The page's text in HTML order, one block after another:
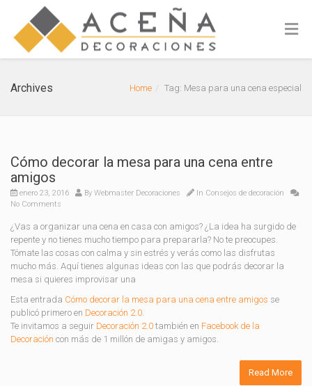
Archives Home Tag: Mesa para una cena especial
Cómo decorar la mesa para una cena entre
amigos
enero 23, 2016 By Webmaster Decoraciones In Consejos de decoración
No Comments
¿Vas a organizar una cena en casa con amigos? ¿La idea ha surgido de
repente y no tienes mucho tiempo para prepararla? No te preocupes.
Tómate las cosas con calma y sin estrés y verás como las disfrutas
mucho más. Aquí tienes algunas ideas con las que podrás decorar la
mesa si quieres improvisar una
Esta entrada Cómo decorar la mesa para una cena entre amigos se
publicó primero en Decoración 2.0.
Te invitamos a seguir Decoración 2.0 también en Facebook de la
Decoración con más de 1 millón de amigas y amigos.
Read More